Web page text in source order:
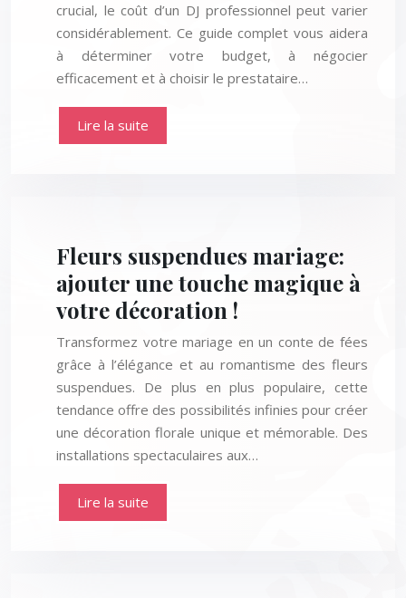
crucial, le coût d’un DJ professionnel peut varier
considérablement. Ce guide complet vous aidera
à déterminer votre budget, à négocier
efficacement et à choisir le prestataire…
Lire la suite
Fleurs suspendues mariage:
ajouter une touche magique à
votre décoration !
Transformez votre mariage en un conte de fées
grâce à l’élégance et au romantisme des fleurs
suspendues. De plus en plus populaire, cette
tendance offre des possibilités infinies pour créer
une décoration florale unique et mémorable. Des
installations spectaculaires aux…
Lire la suite